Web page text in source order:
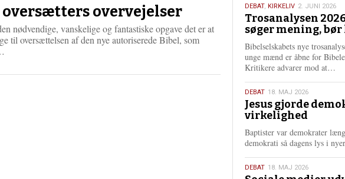
r
e
oversætters overvejelser
nødvendige, vanskelige og fantastiske opgave det er at
til oversættelsen af den nye autoriserede Bibel, som
s
2.
juni
2026
DEBAT, KIRKELIV 2. JUNI 2026
Trosanalysen
søger mening,
Bibelselskabets nye
unge mænd er åbne for
Kritikere advarer mod at…
e
e
18.
maj
2026
DEBAT 18. MAJ 2026
Jesus gjorde
virkelighed
Baptister var demokrater
demokrati så dagens lys i
18.
DEBAT 18. MAJ 2026